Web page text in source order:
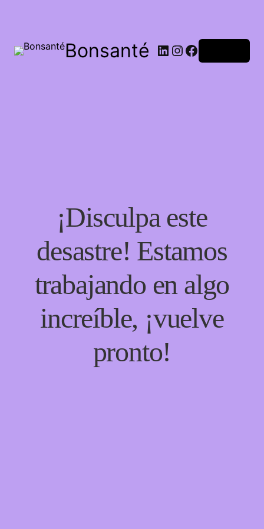
Bonsanté
¡Disculpa este
desastre! Estamos
trabajando en algo
increíble, ¡vuelve
pronto!